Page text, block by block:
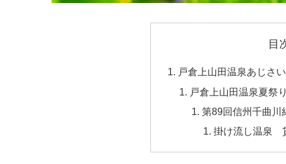
目
戸倉上山田温泉あじさ
戸倉上山田温泉夏祭り
第89回信州千曲川
掛け流し温泉